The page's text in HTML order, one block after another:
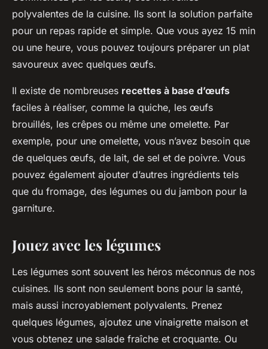
polyvalentes de la cuisine. Ils sont la solution parfaite
pour un repas rapide et simple. Que vous ayez 15 min
ou une heure, vous pouvez toujours préparer un plat
savoureux avec quelques œufs.
Il existe de nombreuses recettes à base d’œufs
faciles à réaliser, comme la quiche, les œufs
brouillés, les crêpes ou même une omelette. Par
exemple, pour une omelette, vous n’avez besoin que
de quelques œufs, de lait, de sel et de poivre. Vous
pouvez également ajouter d’autres ingrédients tels
que du fromage, des légumes ou du jambon pour la
garniture.
Jouez avec les légumes
Les légumes sont souvent les héros méconnus de nos
cuisines. Ils sont non seulement bons pour la santé,
mais aussi incroyablement polyvalents. Prenez
quelques légumes, ajoutez une vinaigrette maison et
vous obtenez une salade fraîche et croquante. Ou